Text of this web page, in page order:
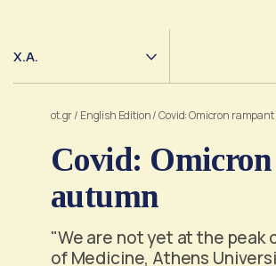
Χ.Α.
ot.gr/ English Edition/Covid: Omicron
Covid: Omicron
autumn
"We are not yet at the peak
of Medicine, Athens